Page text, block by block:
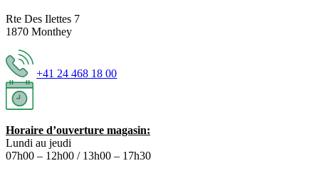
Rte Des Ilettes 7
1870 Monthey
+41 24 468 18 00
Horaire d’ouverture magasin:
Lundi au jeudi
07h00 – 12h00 / 13h00 – 17h30